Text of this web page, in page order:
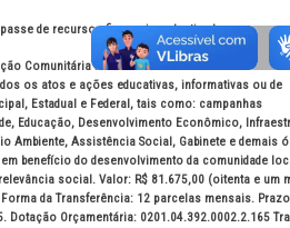
de recursos financeiros destinados ao
Comunitária de Desenvolvimento Artístico e
os atos e ações educativas, informativas ou de
Estadual e Federal, tais como: campanhas
Educação, Desenvolvimento Econômico,
Ambiente, Assistência Social, Gabinete e demais
benefício do desenvolvimento da comunidade
social. Valor: R$ 81.675,00 (oitenta e um
da Transferência: 12 parcelas mensais.
Dotação Orçamentária: 0201.04.392.0002.2.165